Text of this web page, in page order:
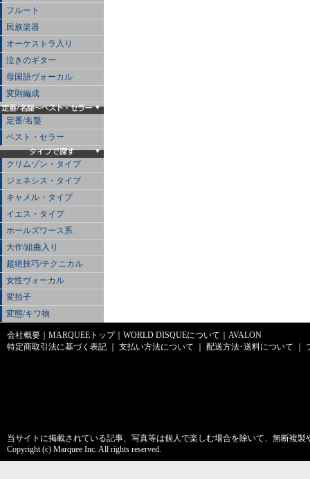
フルート
民族楽器
オーケストラ入り
泣きのギター
母国語ヴォーカル
変則編成
定番/名盤
ベスト・セラー
クリムゾン・タイプ
ジェネシス・タイプ
キャメル・タイプ
イエス・タイプ
ホールズワース系
大作/組曲入り
超絶技巧/テクニカル
女性ヴォーカル
変拍子
変態/キワ物
会社概要 MARQUEEトップ｜ WORLD DISQUEについて
AVALON
特定商取引法に基づく表記
支払い方法について 配送方法･送料について
当サイトに掲載されている記事、写真等は個人で楽しむ場合を除いて、無断複
Copyright (c) Marquee Inc. All rights reserved.